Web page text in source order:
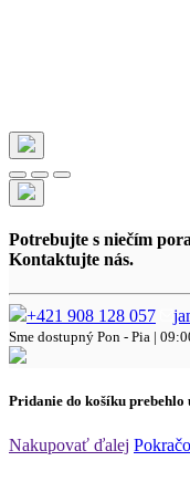
Potrebujte s niečím
Kontaktujte nás.
+421 908 128 057
Sme dostupný Pon - Pia |
Pridanie do košíku prebehlo
Nakupovať ďalej